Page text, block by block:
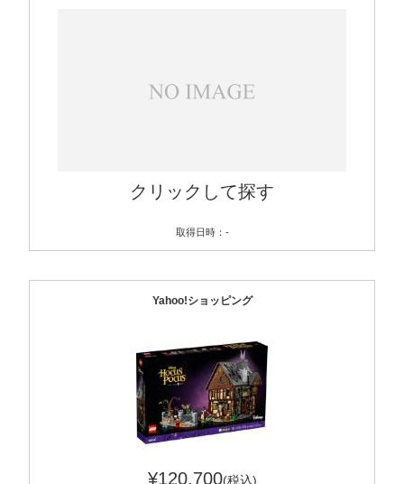
クリックして探す
取得日時：-
Yahoo!ショッピング
¥120,700(税込)